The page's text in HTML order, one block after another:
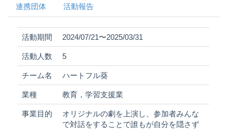
連携団体 活動報告
活動期間 2024/07/21〜2025/03/31
活動人数 5
チーム名 ハートフル葵
業種 教育，学習支援業
事業目的
オリジナルの劇を上演し、参加者みんな
で対話をすることで誰もが自分を隠さず